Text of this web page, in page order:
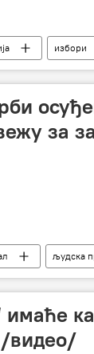
избори
за
људска
имаће
/видео/